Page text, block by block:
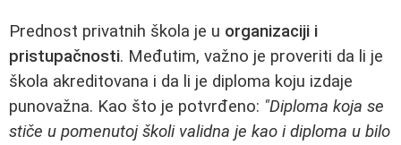
Prednost privatnih škola je u organizaciji i
pristupačnosti. Međutim, važno je proveriti da li je
škola akreditovana i da li je diploma koju izdaje
punovažna. Kao što je potvrđeno: "Diploma koja se
stiče u pomenutoj školi validna je kao i diploma u bilo